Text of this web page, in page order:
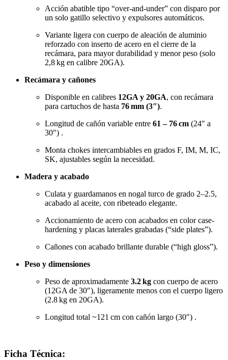
Acción abatible tipo “over‑and‑under” con disparo por
un solo gatillo selectivo y expulsores automáticos.
Variante ligera con cuerpo de aleación de aluminio
reforzado con inserto de acero en el cierre de la
recámara, para mayor durabilidad y menor peso (solo
2,8 kg en calibre 20GA).
Recámara y cañones
Disponible en calibres 12GA y 20GA, con recámara
para cartuchos de hasta 76 mm (3″).
Longitud de cañón variable entre 61 – 76 cm (24″ a
30″) .
Monta chokes intercambiables en grados F, IM, M, IC,
SK, ajustables según la necesidad.
Madera y acabado
Culata y guardamanos en nogal turco de grado 2–2.5,
acabado al aceite, con ribeteado elegante.
Accionamiento de acero con acabados en color case-
hardening y placas laterales grabadas (“side plates”).
Cañones con acabado brillante durable (“high gloss”).
Peso y dimensiones
Peso de aproximadamente 3.2 kg con cuerpo de acero
(12GA de 30″), ligeramente menos con el cuerpo ligero
(2.8 kg en 20GA).
Longitud total ~121 cm con cañón largo (30″) .
Ficha Técnica: